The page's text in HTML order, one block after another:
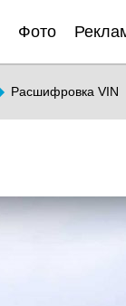
Фото
Расшифровка VIN